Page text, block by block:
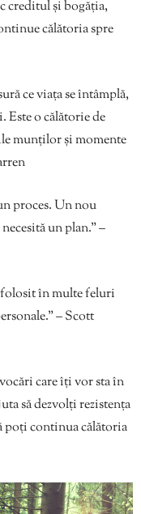
creditul și bogăția,
călătoria spre
ce viața se întâmplă,
Este o călătorie de
munților și momente
proces. Un nou
un plan.” –
folosit în multe feluri
– Scott
care îți vor sta în
să dezvolți rezistența
poți continua călătoria